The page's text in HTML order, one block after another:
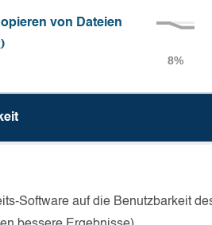
von Dateien
Software auf die Benutzbarkeit